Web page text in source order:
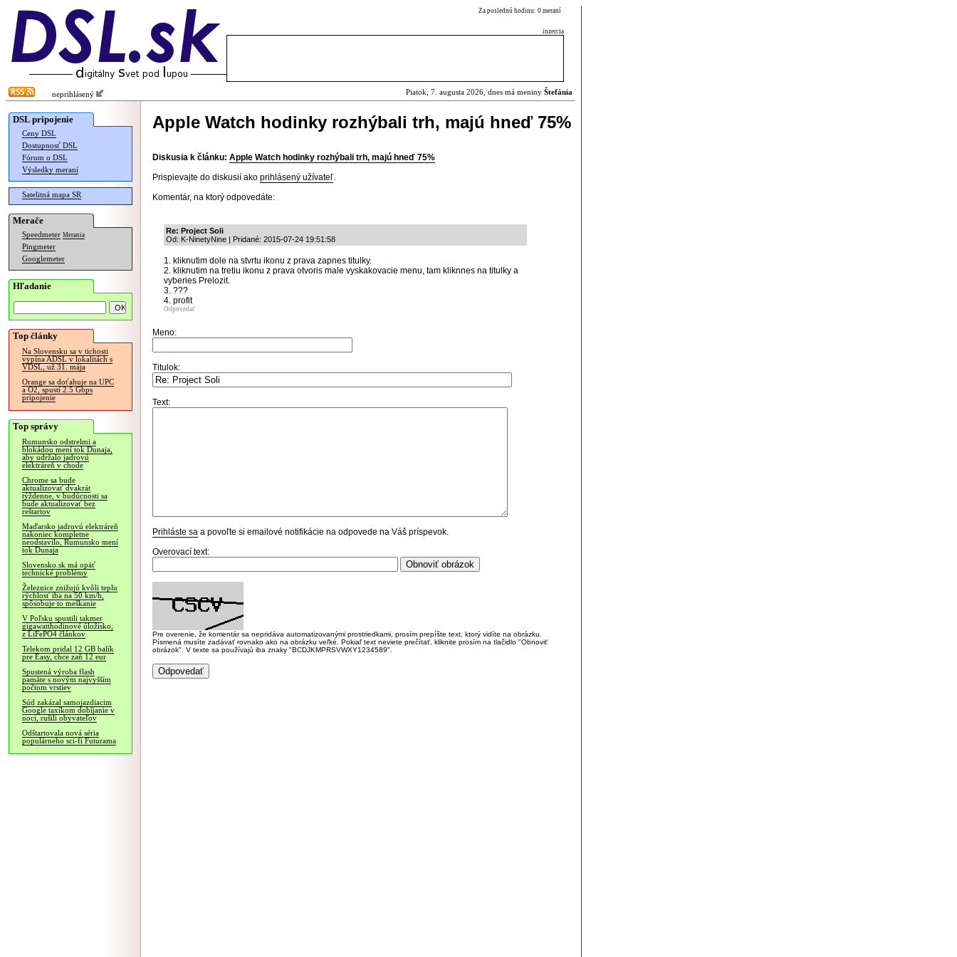
Za poslednú hodinu: 0 meraní
inzercia
neprihlásený Piatok, 7. augusta 2026, dnes má meniny Štefánia
DSL pripojenie
Ceny DSL
Dostupnosť DSL
Fórum o DSL
Výsledky meraní
Satelitná mapa SR
Merače
Speedmeter Merania
Pingmeter
Googlemeter
Hľadanie
Top články
Na Slovensku sa v tichosti
vypína ADSL v lokalitách s
VDSL, už 31. mája
Orange sa doťahuje na UPC
a O2, spustí 2.5 Gbps
pripojenie
Top správy
Rumunsko odstrelmi a
blokádou mení tok Dunaja,
aby udržalo jadrovú
elektráreň v chode
Chrome sa bude
aktualizovať dvakrát
týždenne, v budúcnosti sa
bude aktualizovať bez
reštartov
Maďarsko jadrovú elektráreň
nakoniec kompletne
neodstavilo, Rumunsko mení
tok Dunaja
Slovensko.sk má opäť
technické problémy
Železnice znižujú kvôli teplu
rýchlosť iba na 50 km/h,
spôsobuje to meškanie
V Poľsku spustili takmer
gigawatthodinové úložisko,
z LiFePO4 článkov
Telekom pridal 12 GB balík
pre Easy, chce zaň 12 eur
Spustená výroba flash
pamäte s novým najvyšším
počtom vrstiev
Súd zakázal samojazdiacim
Google taxíkom dobíjanie v
noci, rušili obyvateľov
Odštartovala nová séria
populárneho sci-fi Futurama
Apple Watch hodinky rozhýbali trh, majú hneď 75%
Diskusia k článku: Apple Watch hodinky rozhýbali trh, majú hneď 75%
Prispievajte do diskusií ako prihlásený užívateľ.
Komentár, na ktorý odpovedáte:
Re: Project Soli
Od: K-NinetyNine | Pridané: 2015-07-24 19:51:58
1. kliknutim dole na stvrtu ikonu z prava zapnes titulky.
2. kliknutim na tretiu ikonu z prava otvoris male vyskakovacie menu, tam kliknnes na titulky a
vyberies Prelozit.
3. ???
4. profit
Odpovedať
Meno:
Titulok:
Text:
Prihláste sa a povoľte si emailové notifikácie na odpovede na Váš príspevok.
Overovací text:
Pre overenie, že komentár sa nepridáva automatizovanými prostriedkami, prosím prepíšte text, ktorý vidíte na obrázku.
Písmená musíte zadávať rovnako ako na obrázku veľké. Pokiaľ text neviete prečítať, kliknite prosím na tlačidlo "Obnoviť
obrázok". V texte sa používajú iba znaky "BCDJKMPRSVWXY1234589".